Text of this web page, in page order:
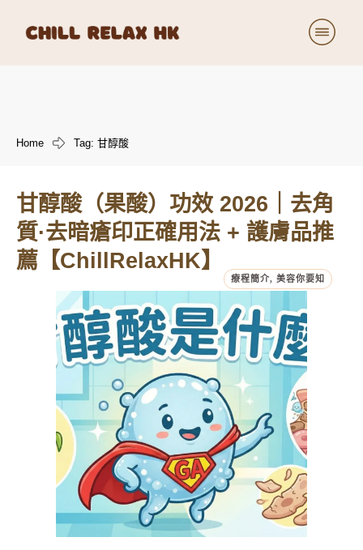
加入我們
Home Tag: 甘醇酸
甘醇酸（果酸）功效 2026｜去角
質·去暗瘡印正確用法 + 護膚品推
薦【ChillRelaxHK】
療程簡介, 美容你要知